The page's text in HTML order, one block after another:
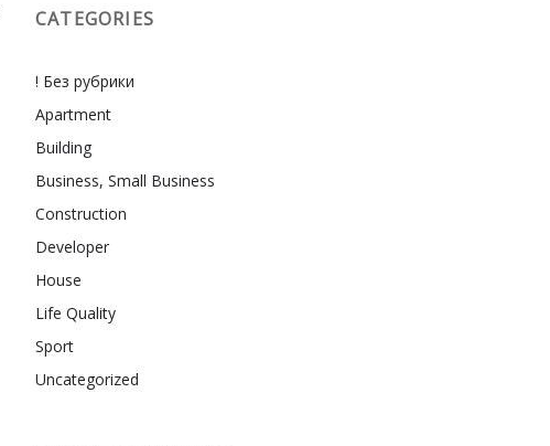
CATEGORIES
! Без рубрики
Apartment
Building
Business, Small Business
Construction
Developer
House
Life Quality
Sport
Uncategorized